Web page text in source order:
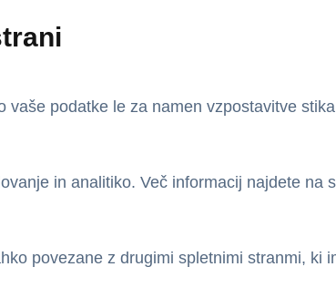
podatke le za namen vzpostavitve
in analitiko. Več informacij najdete na
povezane z drugimi spletnimi stranmi, ki